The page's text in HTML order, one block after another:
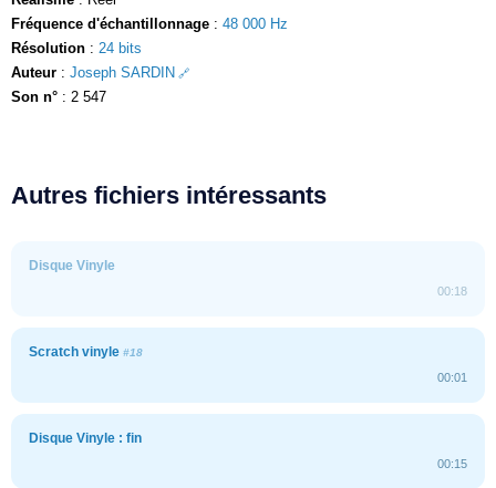
Fréquence d'échantillonnage : 48 000 Hz
Résolution : 24 bits
Auteur : Joseph SARDIN
Son n° : 2 547
Autres fichiers intéressants
Disque Vinyle
00:18
Scratch vinyle #18
00:01
Disque Vinyle : fin
00:15